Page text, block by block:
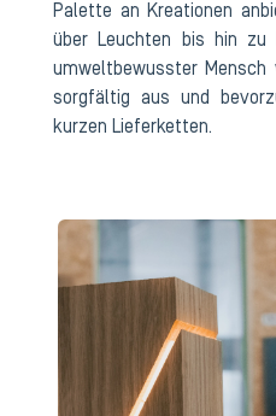
Palette an Kreationen
über Leuchten bis hin zu
umweltbewusster Mensch
sorgfältig aus und
kurzen Lieferketten.